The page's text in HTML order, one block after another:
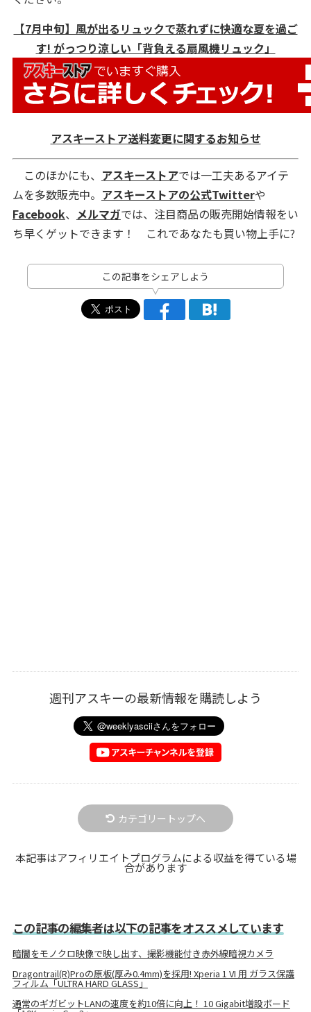
【7月中旬】風が出るリュックで蒸れずに快適な夏を過ご
す! がっつり涼しい「背負える扇風機リュック」
アスキーストア送料変更に関するお知らせ
このほかにも、 アスキーストアでは一工夫あるアイテ
ムを多数販売中。 アスキーストアの公式Twitterや
Facebook、 メルマガでは、注目商品の販売開始情報をい
ち早くゲットできます！ これであなたも買い物上手に?
この記事をシェアしよう
週刊アスキーの最新情報を購読しよう
カテゴリートップへ
本記事はアフィリエイトプログラムによる収益を得ている場
合があります
この記事の編集者は以下の記事をオススメしています
暗闇をモノクロ映像で映し出す、撮影機能付き赤外線暗視カメラ
Dragontrail(R)Proの原板(厚み0.4mm)を採用! Xperia 1 VI 用 ガラス保護
フィルム「ULTRA HARD GLASS」
通常のギガビットLANの速度を約10倍に向上！ 10 Gigabit増設ボード